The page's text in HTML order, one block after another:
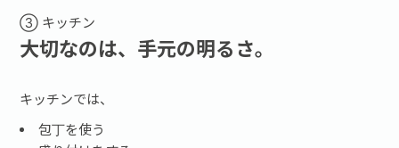
③ キッチン
大切なのは、手元の明るさ。
キッチンでは、
包丁を使う